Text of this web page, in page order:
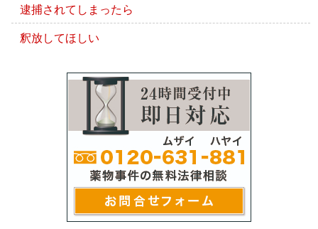
逮捕されてしまったら
釈放してほしい